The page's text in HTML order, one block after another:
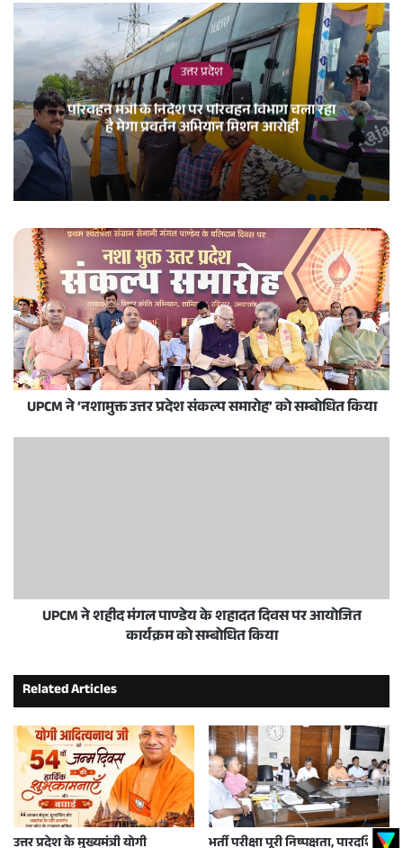
उत्तर प्रदेश
परिवहन मंत्री के निर्देश पर परिवहन विभाग चला रहा
है मेगा प्रवर्तन अभियान मिशन आरोही
UPCM ने ‘नशामुक्त उत्तर प्रदेश संकल्प समारोह’ को सम्बोधित किया
UPCM ने शहीद मंगल पाण्डेय के शहादत दिवस पर आयोजित
कार्यक्रम को सम्बोधित किया
Related Articles